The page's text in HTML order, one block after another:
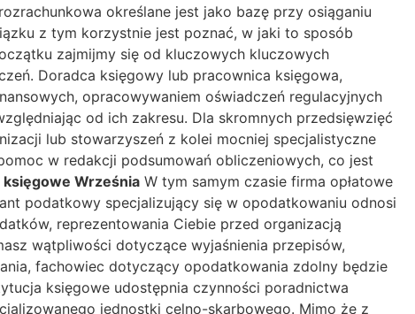
określane jest jako bazę przy osiąganiu
z tym korzystnie jest poznać, w jaki to sposób
zajmijmy się od kluczowych kluczowych
Doradca księgowy lub pracownica księgowa,
opracowywaniem oświadczeń regulacyjnych
od ich zakresu. Dla skromnych przedsięwzięć
lub stowarzyszeń z kolei mocniej specjalistyczne
w redakcji podsumowań obliczeniowych, co jest
księgowe Września W tym samym czasie firma opłatowe
podatkowy specjalizujący się w opodatkowaniu odnosi
reprezentowania Ciebie przed organizacją
wątpliwości dotyczące wyjaśnienia przepisów,
fachowiec dotyczący opodatkowania zdolny będzie
księgowe udostępnia czynności poradnictwa
jednostki celno-skarbowego. Mimo że z